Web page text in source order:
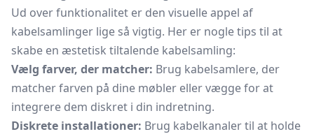
Ud over funktionalitet er den visuelle appel af
kabelsamlinger lige så vigtig. Her er nogle tips til at
skabe en æstetisk tiltalende kabelsamling:
Vælg farver, der matcher: Brug kabelsamlere, der
matcher farven på dine møbler eller vægge for at
integrere dem diskret i din indretning.
Diskrete installationer: Brug kabelkanaler til at holde